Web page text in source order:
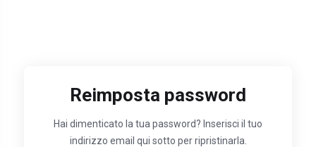
Reimposta password
Hai dimenticato la tua password? Inserisci il tuo
indirizzo email qui sotto per ripristinarla.